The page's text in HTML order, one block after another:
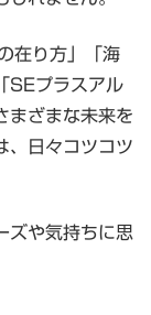
在り方」「海
SEプラスアル
まざまな未来を
、日々コツコツ
ズや気持ちに思